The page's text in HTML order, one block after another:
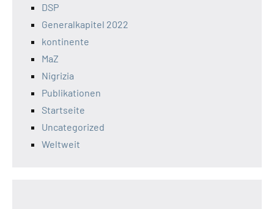
DSP
Generalkapitel 2022
kontinente
MaZ
Nigrizia
Publikationen
Startseite
Uncategorized
Weltweit